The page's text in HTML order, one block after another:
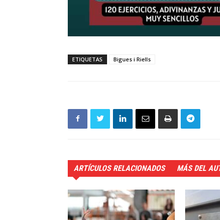
ETIQUETAS Bigues i Riells
ARTÍCULOS RELACIONADOS MÁS DEL